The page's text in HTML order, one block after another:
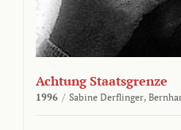
Achtung Staatsgrenze
1996 / Sabine Derflinger,